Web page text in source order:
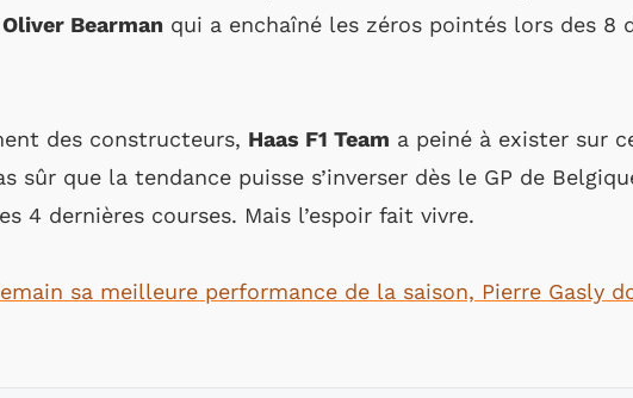
Oliver Bearman qui a enchaîné les zéros pointés lors des 8
des constructeurs, Haas F1 Team a peiné à exister sur
sûr que la tendance puisse s’inverser dès le GP de
4 dernières courses. Mais l’espoir fait vivre.
sa meilleure performance de la saison, Pierre Gasly